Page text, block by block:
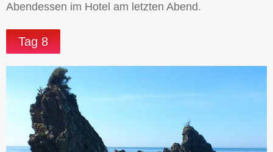
Abendessen im Hotel am letzten Abend.
Tag 8